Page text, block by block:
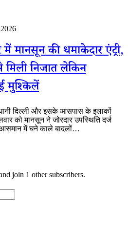
मानसून की धमाकेदार एंट्री,
मिली निजात लेकिन
मुश्किलें
दिल्ली और इसके आसपास के इलाकों
को मानसून ने जोरदार उपस्थिति दर्ज
आसमान में घने काले बादलों…
join 1 other subscribers.